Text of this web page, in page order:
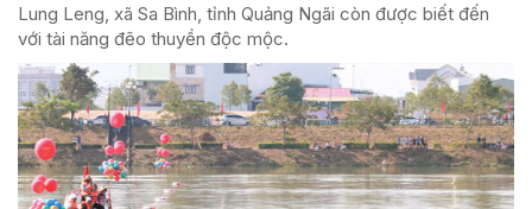
Lung Leng, xã Sa Bình, tỉnh Quảng Ngãi còn được biết đến
với tài năng đẽo thuyền độc mộc.